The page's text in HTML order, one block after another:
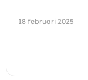
18 februari 2025